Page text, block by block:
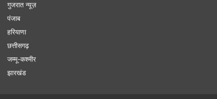
गुजरात न्यूज़
पंजाब
हरियाणा
छत्तीसगढ़
जम्मू-कश्मीर
झारखंड